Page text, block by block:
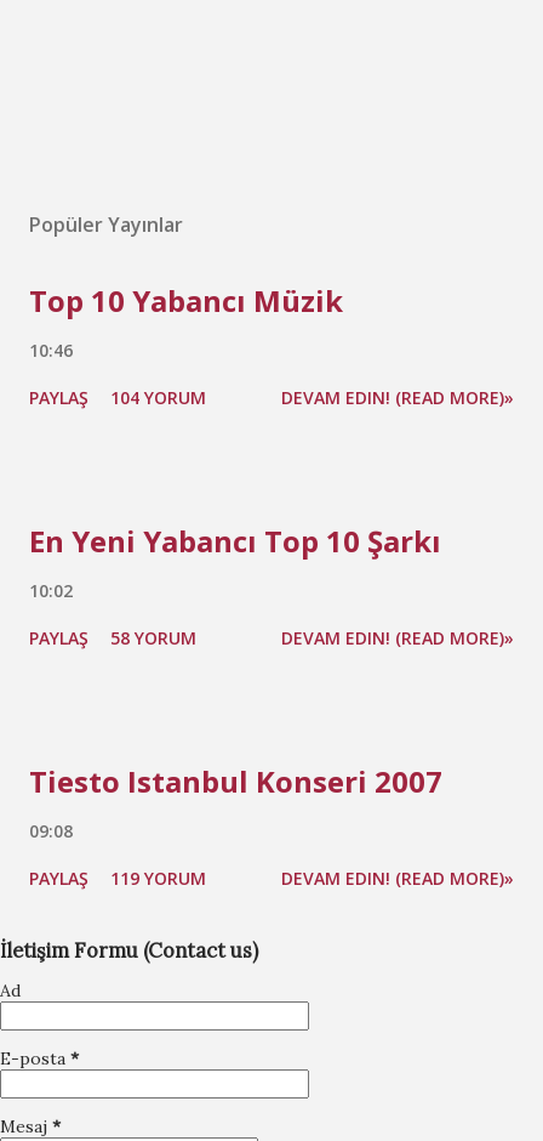
Popüler Yayınlar
Top 10 Yabancı Müzik
10:46
PAYLAŞ 104 YORUM DEVAM EDIN! (READ MORE)»
En Yeni Yabancı Top 10 Şarkı
10:02
PAYLAŞ 58 YORUM DEVAM EDIN! (READ MORE)»
Tiesto Istanbul Konseri 2007
09:08
PAYLAŞ 119 YORUM DEVAM EDIN! (READ MORE)»
İletişim Formu (Contact us)
Ad
E-posta *
Mesaj *